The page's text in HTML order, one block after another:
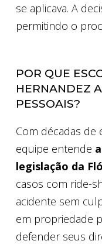
se aplicava. A
permitindo o
POR QUE
HERNANDEZ
PESSOAIS?
Com décadas de
equipe entende
legislação da
casos com ride-
acidente sem
em propriedade
defender seus